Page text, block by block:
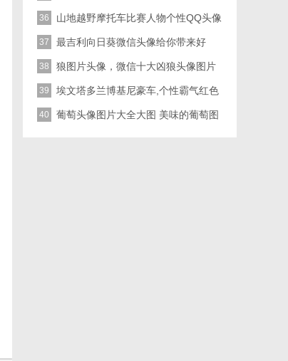
酷图片
36 山地越野摩托车比赛人物个性QQ头像
微信头像图片
37 最吉利向日葵微信头像给你带来好
运，金灿灿的向日葵
38 狼图片头像，微信十大凶狼头像图片
39 埃文塔多兰博基尼豪车,个性霸气红色
跑车
40 葡萄头像图片大全大图 美味的葡萄图